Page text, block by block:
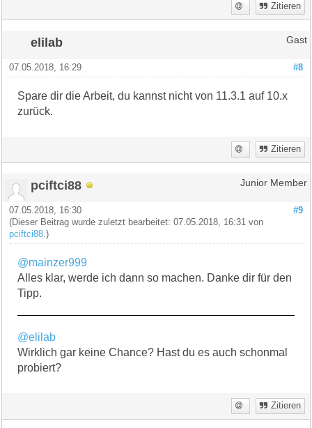
Zitieren
elilab Gast
#8
07.05.2018, 16:29
Spare dir die Arbeit, du kannst nicht von 11.3.1 auf 10.x
zurück.
Zitieren
pciftci88 Junior Member
#9
07.05.2018, 16:30
(Dieser Beitrag wurde zuletzt bearbeitet: 07.05.2018, 16:31 von
pciftci88 .)
@mainzer999
Alles klar, werde ich dann so machen. Danke dir für den
Tipp.
@elilab
Wirklich gar keine Chance? Hast du es auch schonmal
probiert?
Zitieren